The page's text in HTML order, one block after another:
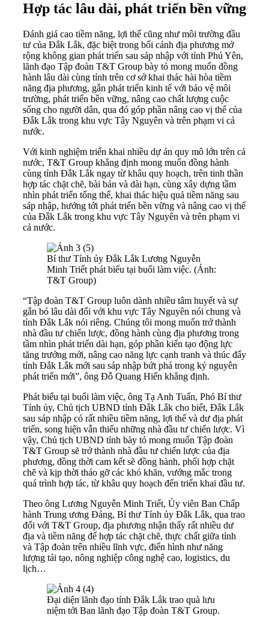
Hợp tác lâu dài, phát triển bền vững
Đánh giá cao tiềm năng, lợi thế cũng như môi trường đầu
tư của Đắk Lắk, đặc biệt trong bối cảnh địa phương mở
rộng không gian phát triển sau sáp nhập với tỉnh Phú Yên,
lãnh đạo Tập đoàn T&T Group bày tỏ mong muốn đồng
hành lâu dài cùng tỉnh trên cơ sở khai thác hài hòa tiềm
năng địa phương, gắn phát triển kinh tế với bảo vệ môi
trường, phát triển bền vững, nâng cao chất lượng cuộc
sống cho người dân, qua đó góp phần nâng cao vị thế của
Đắk Lắk trong khu vực Tây Nguyên và trên phạm vi cả
nước.
Với kinh nghiệm triển khai nhiều dự án quy mô lớn trên cả
nước, T&T Group khẳng định mong muốn đồng hành
cùng tỉnh Đắk Lắk ngay từ khâu quy hoạch, trên tinh thần
hợp tác chặt chẽ, bài bản và dài hạn, cùng xây dựng tầm
nhìn phát triển tổng thể, khai thác hiệu quả tiềm năng sau
sáp nhập, hướng tới phát triển bền vững và nâng cao vị thế
của Đắk Lắk trong khu vực Tây Nguyên và trên phạm vi
cả nước.
Bí thư Tỉnh ủy Đắk Lắk Lương Nguyễn
Minh Triết phát biểu tại buổi làm việc. (Ảnh:
T&T Group)
“Tập đoàn T&T Group luôn dành nhiều tâm huyết và sự
gắn bó lâu dài đối với khu vực Tây Nguyên nói chung và
tỉnh Đắk Lắk nói riêng. Chúng tôi mong muốn trở thành
nhà đầu tư chiến lược, đồng hành cùng địa phương trong
tầm nhìn phát triển dài hạn, góp phần kiến tạo động lực
tăng trưởng mới, nâng cao năng lực cạnh tranh và thúc đẩy
tỉnh Đắk Lắk mới sau sáp nhập bứt phá trong kỷ nguyên
phát triển mới”, ông Đỗ Quang Hiển khẳng định.
Phát biểu tại buổi làm việc, ông Tạ Anh Tuấn, Phó Bí thư
Tỉnh ủy, Chủ tịch UBND tỉnh Đắk Lắk cho biết, Đắk Lắk
sau sáp nhập có rất nhiều tiềm năng, lợi thế và dư địa phát
triển, song hiện vẫn thiếu những nhà đầu tư chiến lược. Vì
vậy, Chủ tịch UBND tỉnh bày tỏ mong muốn Tập đoàn
T&T Group sẽ trở thành nhà đầu tư chiến lược của địa
phương, đồng thời cam kết sẽ đồng hành, phối hợp chặt
chẽ và kịp thời tháo gỡ các khó khăn, vướng mắc trong
quá trình hợp tác, từ khâu quy hoạch đến triển khai đầu tư.
Theo ông Lương Nguyễn Minh Triết, Ủy viên Ban Chấp
hành Trung ương Đảng, Bí thư Tỉnh ủy Đắk Lắk, qua trao
đổi với T&T Group, địa phương nhận thấy rất nhiều dư
địa và tiềm năng để hợp tác chặt chẽ, thực chất giữa tỉnh
và Tập đoàn trên nhiều lĩnh vực, điển hình như năng
lượng tái tạo, nông nghiệp công nghệ cao, logistics, du
lịch…
Đại diện lãnh đạo tỉnh Đắk Lắk trao quà lưu
niệm tới Ban lãnh đạo Tập đoàn T&T Group.